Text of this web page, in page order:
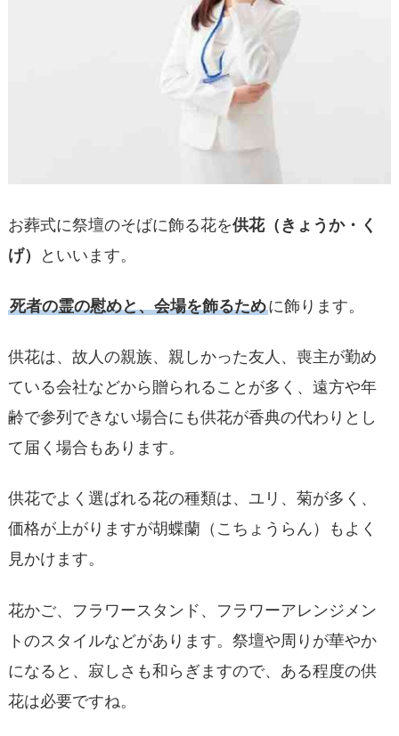
お葬式に祭壇のそばに飾る花を供花（きょうか・く
げ）
といいます。
死者の霊の慰めと、会場を飾るために飾ります。
供花は、故人の親族、親しかった友人、喪主が勤め
ている会社などから贈られることが多く、遠方や年
齢で参列できない場合にも供花が香典の代わりとし
て届く場合もあります。
供花でよく選ばれる花の種類は、ユリ、菊が多く、
価格が上がりますが胡蝶蘭（こちょうらん）もよく
見かけます。
花かご、フラワースタンド、フラワーアレンジメン
トのスタイルなどがあります。祭壇や周りが華やか
になると、寂しさも和らぎますので、ある程度の供
花は必要ですね。